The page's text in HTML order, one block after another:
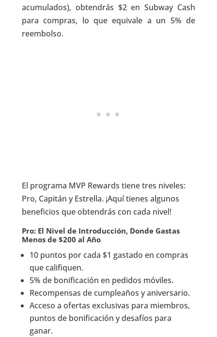
acumulados), obtendrás $2 en Subway Cash
para compras, lo que equivale a un 5% de
reembolso.
El programa MVP Rewards tiene tres niveles:
Pro, Capitán y Estrella. ¡Aquí tienes algunos
beneficios que obtendrás con cada nivel!
Pro: El Nivel de Introducción, Donde Gastas
Menos de $200 al Año
10 puntos por cada $1 gastado en compras
que califiquen.
5% de bonificación en pedidos móviles.
Recompensas de cumpleaños y aniversario.
Acceso a ofertas exclusivas para miembros,
puntos de bonificación y desafíos para
ganar.